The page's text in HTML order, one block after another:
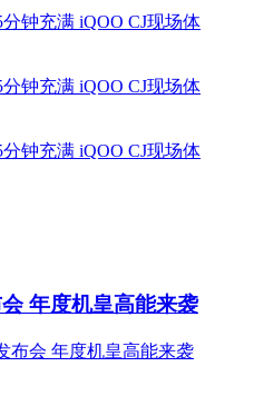
年度机皇高能来袭